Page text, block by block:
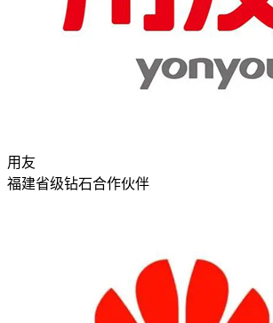
用友
福建省级钻石合作伙伴